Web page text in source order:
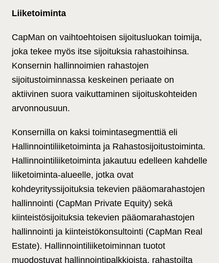
Liiketoiminta
CapMan on vaihtoehtoisen sijoitusluokan toimija,
joka tekee myös itse sijoituksia rahastoihinsa.
Konsernin hallinnoimien rahastojen
sijoitustoiminnassa keskeinen periaate on
aktiivinen suora vaikuttaminen sijoituskohteiden
arvonnousuun.
Konsernilla on kaksi toimintasegmenttiä eli
Hallinnointiliiketoiminta ja Rahastosijoitustoiminta.
Hallinnointiliiketoiminta jakautuu edelleen kahdelle
liiketoiminta-alueelle, jotka ovat
kohdeyrityssijoituksia tekevien pääomarahastojen
hallinnointi (CapMan Private Equity) sekä
kiinteistösijoituksia tekevien pääomarahastojen
hallinnointi ja kiinteistökonsultointi (CapMan Real
Estate). Hallinnointiliiketoiminnan tuotot
muodostuvat hallinnointipalkkioista, rahastoilta